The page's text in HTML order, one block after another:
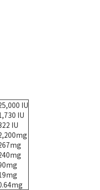
IU
IU
IU